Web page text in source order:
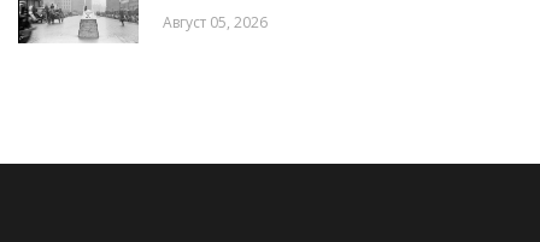
Август 05, 2026